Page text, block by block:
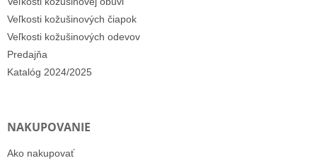
Veľkosti kožušinových čiapok
Veľkosti kožušinových odevov
Predajňa
Katalóg 2024/2025
NAKUPOVANIE
Ako nakupovať